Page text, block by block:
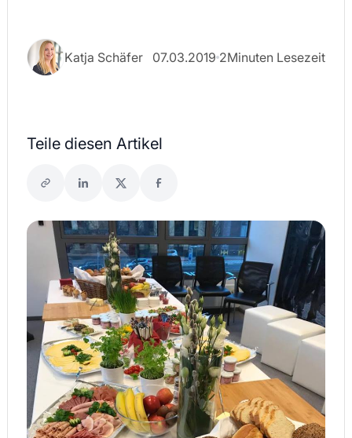
Katja Schäfer 07.03.2019 2Minuten Lesezeit
Teile diesen Artikel